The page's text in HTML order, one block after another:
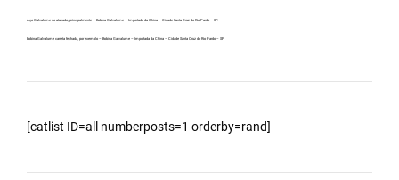
Aço Galvalume no atacado, principalmente – Bobina Galvalume – Importada da China – Cidade Santa Cruz do Rio Pardo – SP.
Bobina Galvalume carreta fechada, por exemplo – Bobina Galvalume – Importada da China – Cidade Santa Cruz do Rio Pardo – SP.
[catlist ID=all numberposts=1 orderby=rand]